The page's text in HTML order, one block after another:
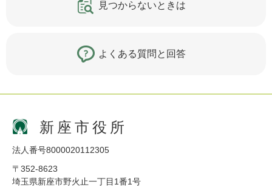
見つからないときは
よくある質問と回答
新座市役所
法人番号8000020112305
〒352-8623
埼玉県新座市野火止一丁目1番1号